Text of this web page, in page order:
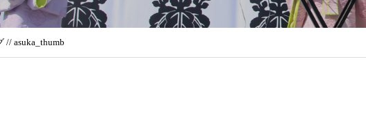
// asuka_thumb